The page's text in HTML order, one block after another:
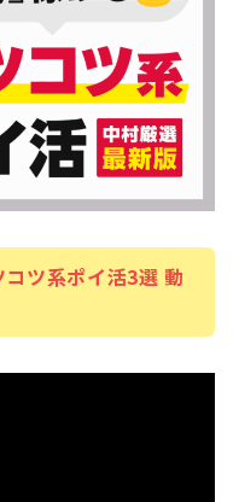
コツ系ポイ活3選 動